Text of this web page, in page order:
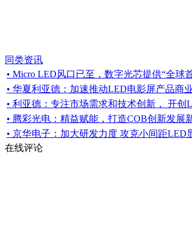
同类资讯
• Micro LED风口已至，数字光芯提供“全球
• 华夏利亚德：加速推动LED电影屏产品商
• 利亚德：专注市场需求和技术创新， 开创
• 腾彩光电：精益赋能，打造COB创新发展
• 京华电子：加大研发力度 攻克小间距LED
在线评论